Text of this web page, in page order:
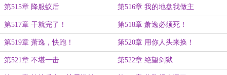
第515章 降服蚁后 第516章 我的地盘我做主
第517章 干就完了！ 第518章 萧逸必须死！
第519章 萧逸，快跑！ 第520章 用你人头来换！
第521章 不堪一击 第522章 绝望剑狱